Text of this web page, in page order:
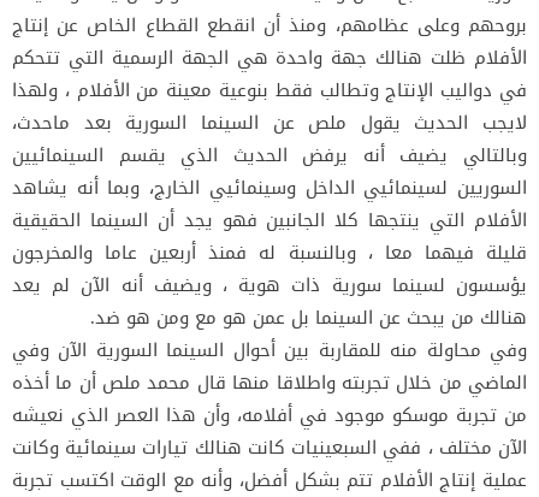
بروحهم وعلى عظامهم، ومنذ أن انقطع القطاع الخاص عن إنتاج
الأفلام ظلت هنالك جهة واحدة هي الجهة الرسمية التي تتحكم
في دواليب الإنتاج وتطالب فقط بنوعية معينة من الأفلام ، ولهذا
لايجب الحديث يقول ملص عن السينما السورية بعد ماحدث،
وبالتالي يضيف أنه يرفض الحديث الذي يقسم السينمائيين
السوريين لسينمائيي الداخل وسينمائيي الخارج، وبما أنه يشاهد
الأفلام التي ينتجها كلا الجانبين فهو يجد أن السينما الحقيقية
قليلة فيهما معا ، وبالنسبة له فمنذ أربعين عاما والمخرجون
يؤسسون لسينما سورية ذات هوية ، ويضيف أنه الآن لم يعد
هنالك من يبحث عن السينما بل عمن هو مع ومن هو ضد.
وفي محاولة منه للمقاربة بين أحوال السينما السورية الآن وفي
الماضي من خلال تجربته واطلاقا منها قال محمد ملص أن ما أخذه
من تجربة موسكو موجود في أفلامه، وأن هذا العصر الذي نعيشه
الآن مختلف ، ففي السبعينيات كانت هنالك تيارات سينمائية وكانت
عملية إنتاج الأفلام تتم بشكل أفضل، وأنه مع الوقت اكتسب تجربة